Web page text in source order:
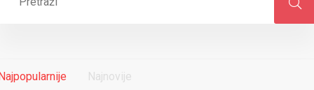
Najnovije